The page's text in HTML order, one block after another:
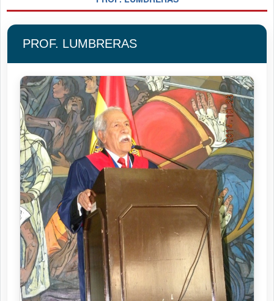
PROF. LUMBRERAS